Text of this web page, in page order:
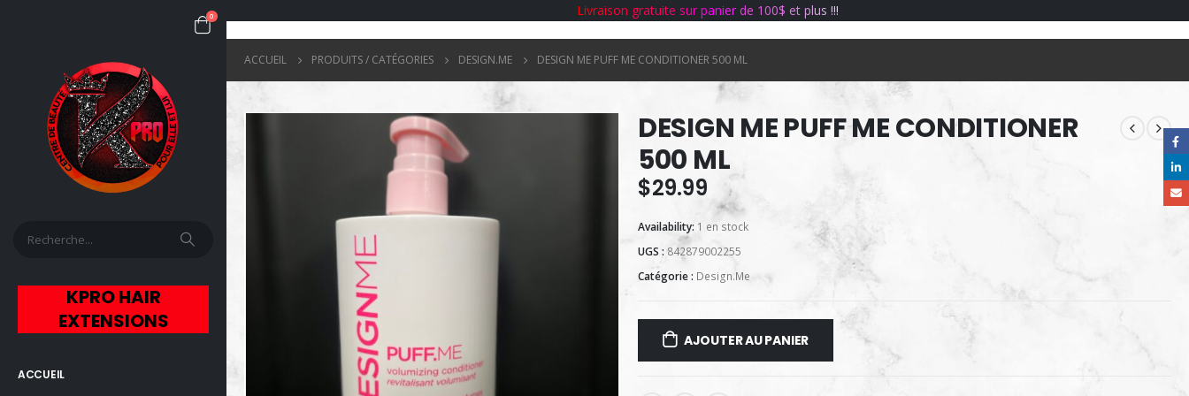
0
KPRO HAIR
EXTENSIONS
ACCUEIL
Livraison gratuite sur panier de 100$ et plus !!!
ACCUEIL PRODUITS / CATÉGORIES DESIGN.ME DESIGN ME PUFF ME CONDITIONER 500 ML
DESIGN ME PUFF ME CONDITIONER
500 ML
$29.99
Availability: 1 en stock
UGS : 842879002255
Catégorie : Design.Me
AJOUTER AU PANIER